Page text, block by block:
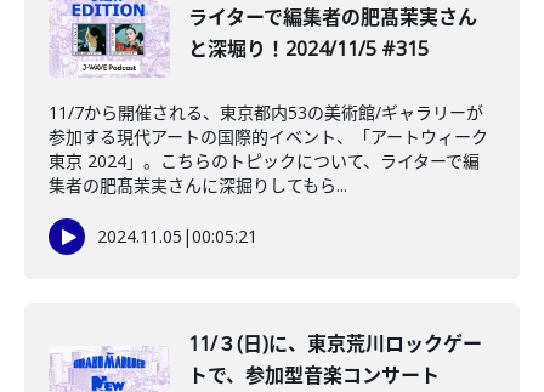
ライターで編集者の肥髙茉実さん
と深堀り！2024/11/5 #315
11/7から開催される、東京都内53の美術館/ギャラリーが
参加する現代アートの国際的イベント、「アートウィーク
東京 2024」。こちらのトピックについて、ライターで編
集者の肥髙茉実さんに深掘りしてもら...
2024.11.05 |00:05:21
11/３(日)に、東京荒川ロックゲー
トで、参加型音楽コンサート